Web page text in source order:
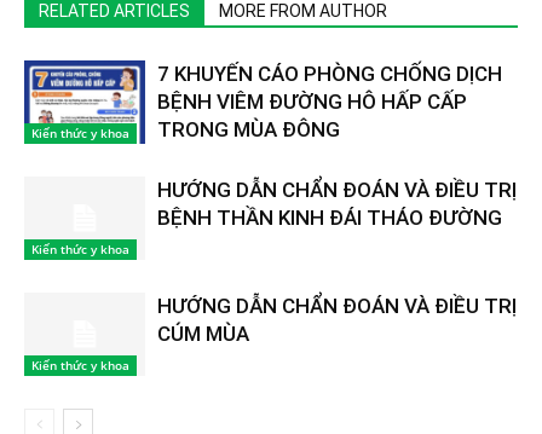
RELATED ARTICLES MORE FROM AUTHOR
Kiến thức y khoa
7 KHUYẾN CÁO PHÒNG CHỐNG DỊCH
BỆNH VIÊM ĐƯỜNG HÔ HẤP CẤP
TRONG MÙA ĐÔNG
Kiến thức y khoa
HƯỚNG DẪN CHẨN ĐOÁN VÀ ĐIỀU TRỊ
BỆNH THẦN KINH ĐÁI THÁO ĐƯỜNG
Kiến thức y khoa
HƯỚNG DẪN CHẨN ĐOÁN VÀ ĐIỀU TRỊ
CÚM MÙA